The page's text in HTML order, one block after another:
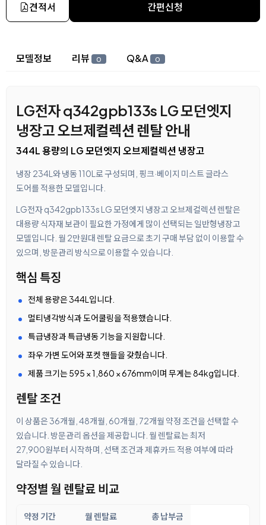
견적서 간편신청
상세 정보
모델정보 리뷰 0 Q&A 0
LG전자 q342gpb133s LG 모던엣지
냉장고 오브제컬렉션 렌탈 안내
344L 용량의 LG 모던엣지 오브제컬렉션 냉장고
냉장 234L와 냉동 110L로 구성되며, 핑크·베이지 미스트 글라스
도어를 적용한 모델입니다.
LG전자 q342gpb133s LG 모던엣지 냉장고 오브제컬렉션 렌탈은
대용량 식자재 보관이 필요한 가정에게 많이 선택되는 일반형냉장고
모델입니다. 월 2만원대 렌탈 요금으로 초기 구매 부담 없이 이용할 수
있으며, 방문관리 방식으로 이용할 수 있습니다.
핵심 특징
전체 용량은 344L입니다.
멀티냉각방식과 도어쿨링을 적용했습니다.
특급냉장과 특급냉동 기능을 지원합니다.
좌우 가변 도어와 포켓 핸들을 갖췄습니다.
제품 크기는 595 × 1,860 × 676mm이며 무게는 84kg입니다.
렌탈 조건
이 상품은 36개월, 48개월, 60개월, 72개월 약정 조건을 선택할 수
있습니다. 방문관리 옵션을 제공합니다. 월 렌탈료는 최저
27,900원부터 시작하며, 선택 조건과 제휴카드 적용 여부에 따라
달라질 수 있습니다.
약정별 월 렌탈료 비교
약정 기간 월 렌탈료 총 납부금